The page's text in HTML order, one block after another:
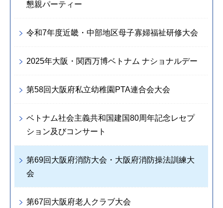
懇親パーティー
令和7年度近畿・中部地区母子寡婦福祉研修大会
2025年大阪・関西万博ベトナム ナショナルデー
第58回大阪府私立幼稚園PTA連合会大会
ベトナム社会主義共和国建国80周年記念レセプ
ション及びコンサート
第69回大阪府消防大会・大阪府消防操法訓練大
会
第67回大阪府老人クラブ大会